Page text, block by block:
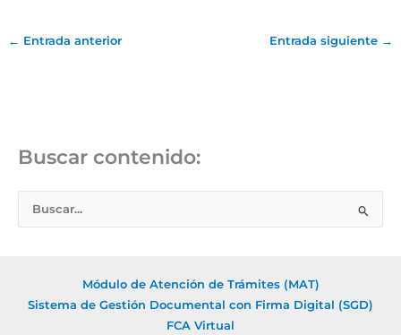
← Entrada anterior Entrada siguiente →
Buscar contenido:
Módulo de Atención de Trámites (MAT)
Sistema de Gestión Documental con Firma Digital (SGD)
FCA Virtual